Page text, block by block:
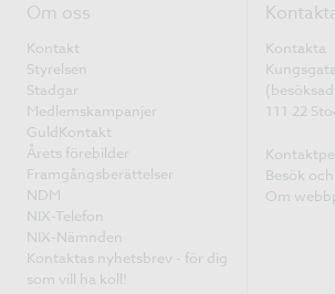
Om oss
Kontakt
Styrelsen
Stadgar
Medlemskampanjer
GuldKontakt
Årets förebilder
Framgångsberättelser
NDM
NIX-Telefon
NIX-Nämnden
Kontaktas nyhetsbrev - för dig
som vill ha koll!
Kontakta
111 22
Besök
Om